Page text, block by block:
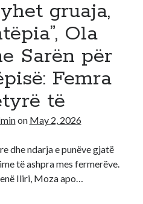
gruaja,
Ola
Sarën për
Femra
të
on May 2, 2026
dhe ndarja e punëve gjatë
të ashpra mes fermerëve.
Iliri, Moza apo…